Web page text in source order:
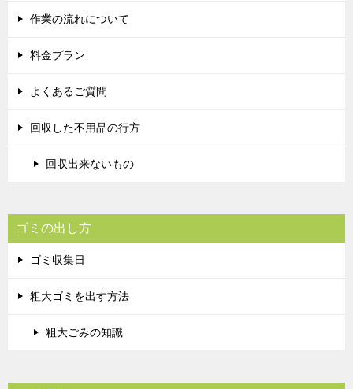
作業の流れについて
料金プラン
よくあるご質問
回収した不用品の行方
回収出来ないもの
ゴミの出し方
ゴミ収集日
粗大ゴミを出す方法
粗大ごみの知識